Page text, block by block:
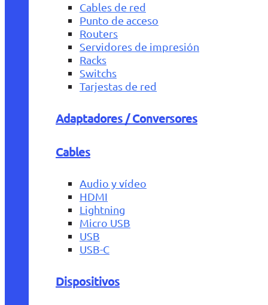
Cables de red
Punto de acceso
Routers
Servidores de impresión
Racks
Switchs
Tarjestas de red
Adaptadores / Conversores
Cables
Audio y vídeo
HDMI
Lightning
Micro USB
USB
USB-C
Dispositivos